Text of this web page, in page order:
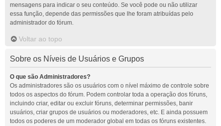
mensagens para indicar o seu conteúdo. Se você pode ou não utilizar
essa função, depende das permissões que lhe foram atribuídas pelo
administrador do fórum.
Voltar ao topo
Sobre os Níveis de Usuários e Grupos
O que são Administradores?
Os administradores são os usuários com o nível máximo de controle sobre
todos os aspectos do fórum. Podem controlar toda a operação dos fóruns,
incluindo criar, editar ou excluir fóruns, determinar permissões, banir
usuários, criar grupos de usuários ou moderadores, etc. E ainda possuem
todos os poderes de um moderador global em todas os fóruns existentes.